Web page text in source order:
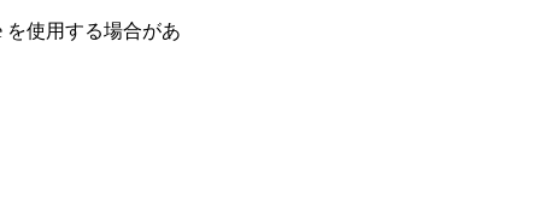
使⽤する場合があ